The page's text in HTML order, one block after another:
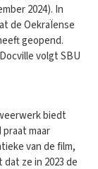
2024). In
de OekraÏense
geopend.
volgt SBU
biedt
maar
van de film,
ze in 2023 de